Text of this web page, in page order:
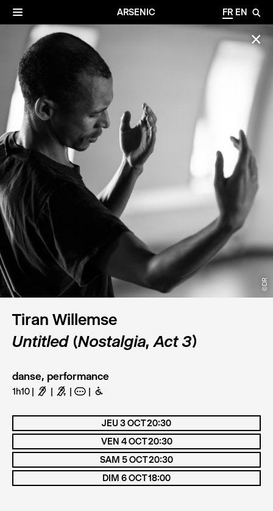
ARSENIC FR EN 🔎
☰
✕
©DR
©DR
©DR
Tiran Willemse
Untitled (Nostalgia, Act 3)
danse, performance
1h10 F G A B
JEU 3 OCT 20:30
VEN 4 OCT 20:30
SAM 5 OCT 20:30
DIM 6 OCT 18:00